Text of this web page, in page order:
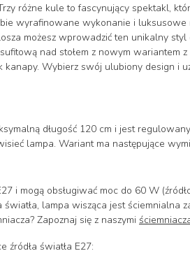
różne kule to fascynujący spektakl,
wyrafinowane wykonanie i luksusowe
możesz wprowadzić ten unikalny styl
nad stołem z nowym wariantem
Wybierz swój ulubiony design i
długość 120 cm i jest
lampa. Wariant ma następujące
i mogą obsługiwać moc do 60 W
lampa wisząca jest ściemnialna
Zapoznaj się z naszymi
źródła światła E27: